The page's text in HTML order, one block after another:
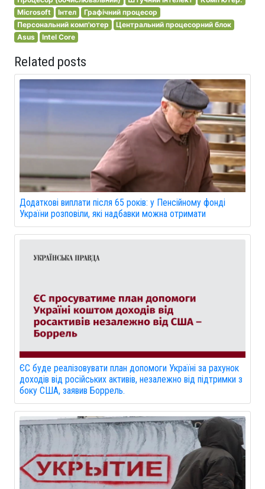
Microsoft
Інтел
Графічний процесор
Персональний комп'ютер
Центральний процесорний блок
Asus
Intel Core
Related posts
Додаткові виплати після 65 років: у Пенсійному фонді
України розповіли, які надбавки можна отримати
ЄС буде реалізовувати план допомоги Україні за рахунок
доходів від російських активів, незалежно від підтримки з
боку США, заявив Боррель.